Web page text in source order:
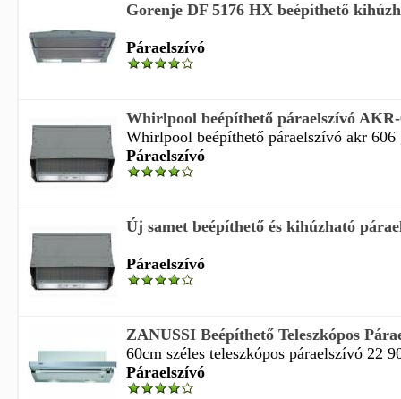
Gorenje DF 5176 HX beépíthető
Páraelszívó
Whirlpool beépíthető páraelszívó
Whirlpool beépíthető páraelszívó akr
Páraelszívó
Új samet beépíthető és kihúzható
Páraelszívó
ZANUSSI Beépíthető Teleszkópos
60cm széles teleszkópos páraelszívó 22
Páraelszívó